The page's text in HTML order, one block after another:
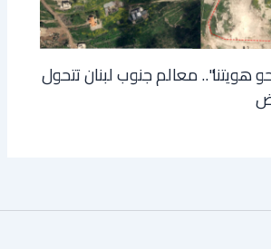
معالم جنوب لبنان تتحول